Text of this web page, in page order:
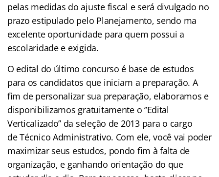
pelas medidas do ajuste fiscal e será divulgado no
prazo estipulado pelo Planejamento, sendo ma
excelente oportunidade para quem possui a
escolaridade e exigida.
O edital do último concurso é base de estudos
para os candidatos que iniciam a preparação. A
fim de personalizar sua preparação, elaboramos e
disponibilizamos gratuitamente o ‘’Edital
Verticalizado’’ da seleção de 2013 para o cargo
deTécnico Administrativo. Com ele, você vai poder
maximizar seus estudos, pondo fim à falta de
organização, e ganhando orientação do que